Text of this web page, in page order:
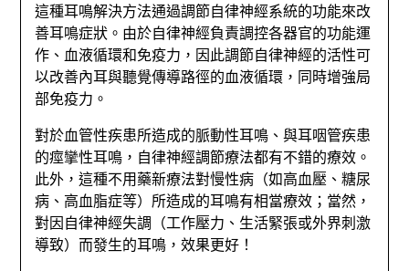
這種耳鳴解決方法通過調節自律神經系統的功能來改
善耳鳴症狀。由於自律神經負責調控各器官的功能運
作、血液循環和免疫力，因此調節自律神經的活性可
以改善內耳與聽覺傳導路徑的血液循環，同時增強局
部免疫力。
對於血管性疾患所造成的脈動性耳鳴、與耳咽管疾患
的痙攣性耳鳴，自律神經調節療法都有不錯的療效。
此外，這種不用藥新療法對慢性病（如高血壓、糖尿
病、高血脂症等）所造成的耳鳴有相當療效；當然，
對因自律神經失調（工作壓力、生活緊張或外界刺激
導致）而發生的耳鳴，效果更好！